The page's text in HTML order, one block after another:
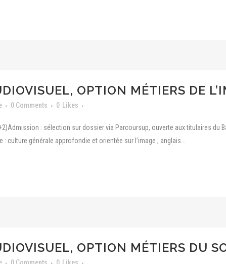
OPTION MÉTIERS DE
0 Comments 0 Likes
: sélection sur dossier via Parcoursup, ouverte aux titulaires du
culture générale approfondie et orientée sur l’image ; anglais...
OPTION MÉTIERS DU